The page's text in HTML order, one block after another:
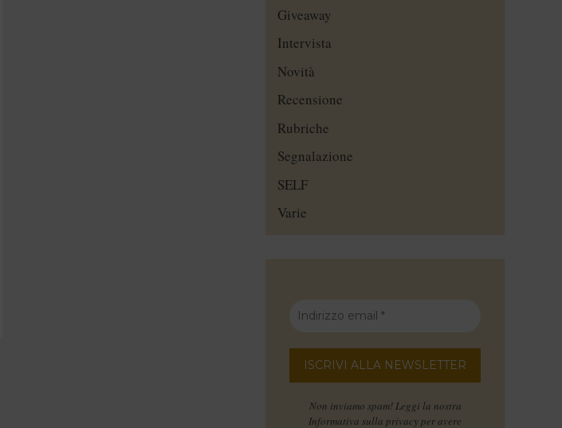
Giveaway
Intervista
Novità
Recensione
Rubriche
Segnalazione
SELF
Varie
Non inviamo spam! Leggi la nostra
Informativa sulla privacy per avere